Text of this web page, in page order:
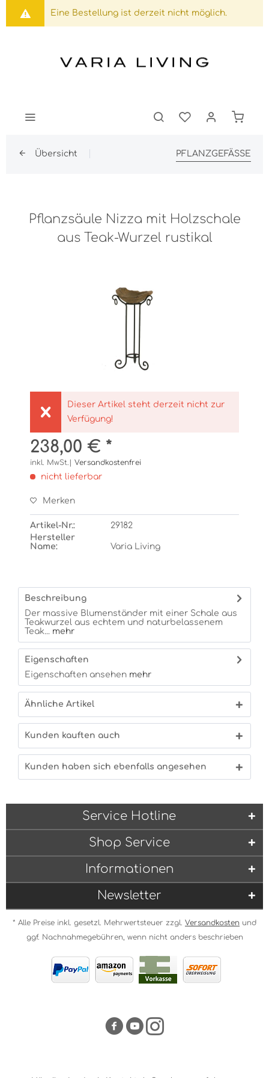
Eine Bestellung ist derzeit nicht möglich.
Übersicht PFLANZGEFÄSSE
Pflanzsäule Nizza mit Holzschale
aus Teak-Wurzel rustikal
Dieser Artikel steht derzeit nicht zur
Verfügung!
238,00 € *
inkl. MwSt.| Versandkostenfrei
nicht lieferbar
Merken
Artikel-Nr.:
29182
Hersteller
Name:
Varia Living
Beschreibung
Der massive Blumenständer mit einer Schale aus
Teakwurzel aus echtem und naturbelassenem
Teak... mehr
Eigenschaften
Eigenschaften ansehen mehr
Ähnliche Artikel
Kunden kauften auch
Kunden haben sich ebenfalls angesehen
Service Hotline
Shop Service
Informationen
Newsletter
* Alle Preise inkl. gesetzl. Mehrwertsteuer zzgl. Versandkosten und
ggf. Nachnahmegebühren, wenn nicht anders beschrieben